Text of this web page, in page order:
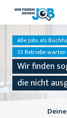
Alle Jobs als
33 Betriebe
Wir finden
die nicht